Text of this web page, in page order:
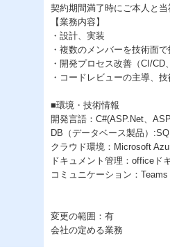
契約期間満了時にご本人と
【業務内容】
・設計、実装
・複数のメンバーを技術面
・開発プロセス改善（CI/CD
・コードレビューの主導、
■環境・技術情報
開発言語：C#(ASP.Net、
DB（データベース製品）
クラウド環境：Microsoft
ドキュメント管理：office
コミュニケーション：
変更の範囲：有
会社の定める業務